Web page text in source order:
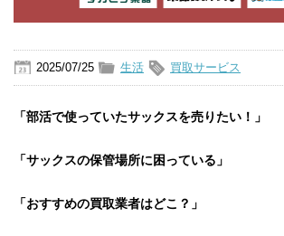
2025/07/25 生活 買取サービス
「部活で使っていたサックスを売りたい！」
「サックスの保管場所に困っている」
「おすすめの買取業者はどこ？」